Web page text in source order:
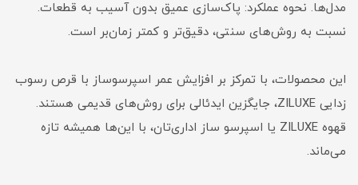
مدل‌ها. نحوه عملکرد: پاک‌سازی عمیق بدون آسیب به قطعات.
نسبت به روش‌های سنتی، دقیق‌تر و کمتر زمان‌بر است.
این محصولات، با تمرکز بر افزایش عمر اسپرسوساز با قرص رسوب
زدایی ZILUXE، جایگزین ایدئالی برای روش‌های قدیمی هستند.
قهوه ZILUXE یا اسپرسو ساز اداری‌تان، با این‌ها همیشه تازه
می‌ماند.